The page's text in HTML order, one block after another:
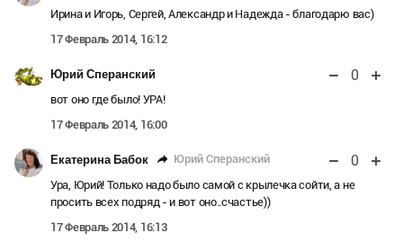
Ирина и Игорь, Сергей, Александр и Надежда - благодарю вас)
17 Февраль 2014, 16:12
Юрий Сперанский 0
вот оно где было! УРА!
17 Февраль 2014, 16:00
Екатерина Бабок Юрий Сперанский 0
Ура, Юрий! Только надо было самой с крылечка сойти, а не
просить всех подряд - и вот оно..счастье))
17 Февраль 2014, 16:13